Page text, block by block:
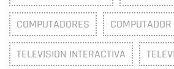
COMPUTADORES COMPUTADOR
TELEVISION INTERACTIVA